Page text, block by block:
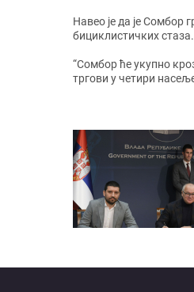
Навео је да је Сомбор
бициклистичких стаза.
“Сомбор ће укупно
тргови у четири